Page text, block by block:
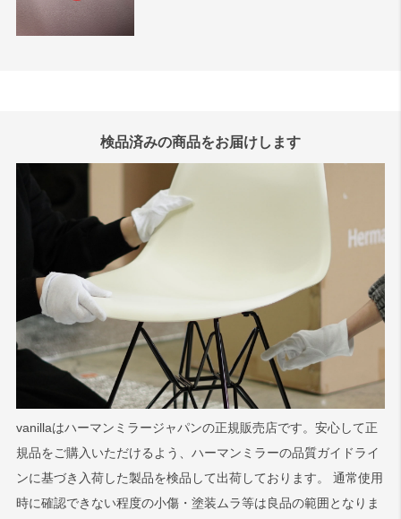
検品済みの商品をお届けします
vanillaはハーマンミラージャパンの正規販売店です。安心して正
規品をご購入いただけるよう、ハーマンミラーの品質ガイドライ
ンに基づき入荷した製品を検品して出荷しております。 通常使用
時に確認できない程度の小傷・塗装ムラ等は良品の範囲となりま